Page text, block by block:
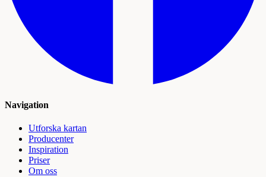
Navigation
Utforska kartan
Producenter
Inspiration
Priser
Om oss